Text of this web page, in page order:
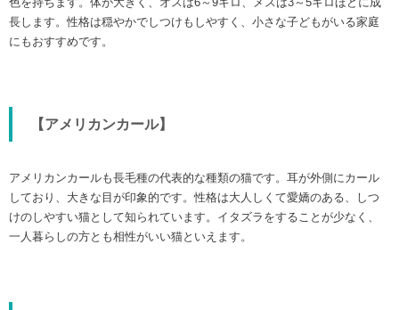
長します。性格は穏やかでしつけもしやすく、小さな子どもがいる家庭
にもおすすめです。
【アメリカンカール】
アメリカンカールも長毛種の代表的な種類の猫です。耳が外側にカール
しており、大きな目が印象的です。性格は大人しくて愛嬌のある、しつ
けのしやすい猫として知られています。イタズラをすることが少なく、
一人暮らしの方とも相性がいい猫といえます。